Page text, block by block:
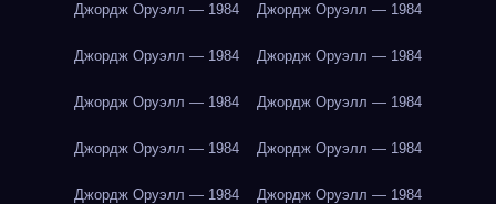
Джордж Оруэлл — 1984 Джордж Оруэлл — 1984
Джордж Оруэлл — 1984 Джордж Оруэлл — 1984
Джордж Оруэлл — 1984 Джордж Оруэлл — 1984
Джордж Оруэлл — 1984 Джордж Оруэлл — 1984
Джордж Оруэлл — 1984 Джордж Оруэлл — 1984